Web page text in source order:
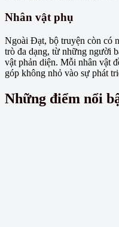
Nhân vật phụ
Ngoài Đạt, bộ truyện còn có
trò đa dạng, từ những người
vật phản diện. Mỗi nhân vật
góp không nhỏ vào sự phát
Những điểm nổi